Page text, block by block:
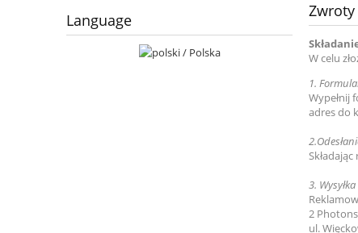
Language
W celu
1.
Wypełnij
adres do
2.
3. Wysyłka
2 Photons
ul.